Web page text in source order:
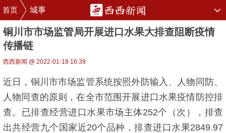
首页 城事
铜川市市场监管局开展进口水果大排查阻断疫情
传播链
西西新闻 @ 2022-01-18 16:39
近日，铜川市市场监管系统按照外防输入、人物同防、
人物同查的原则，在全市范围开展进口水果疫情防控排
查。已排查经营进口水果市场主体252个（次），排查
出共经营九个国家近20个品种，排查进口水果2849.97